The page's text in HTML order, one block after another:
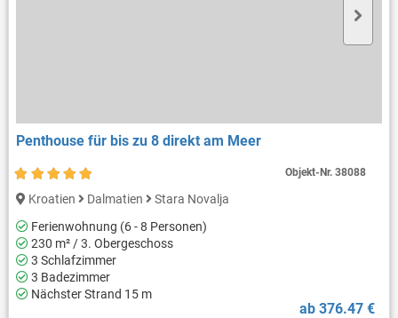
Penthouse für bis zu 8 direkt am Meer
Kroatien Dalmatien
Stara Novalja
Ferienwohnung (6 - 8 Personen)
230 m² / 3. Obergeschoss
3 Schlafzimmer
3 Badezimmer
Nächster Strand 15 m
ab 376.47 €
Objekt-Nr.38088